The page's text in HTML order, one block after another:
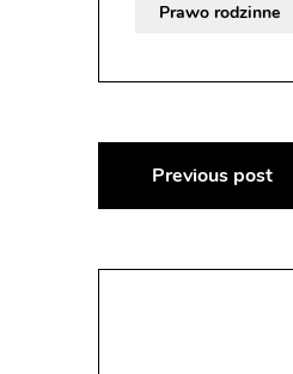
Prawo rodzinne
Nawigacja
wpisu
Previous post